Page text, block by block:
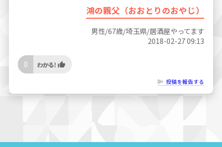
鴻の親父（おおとりのおやじ）
男性/67歳/埼玉県/居酒屋やってます
2018-02-27 09:13
0
投稿を報告する